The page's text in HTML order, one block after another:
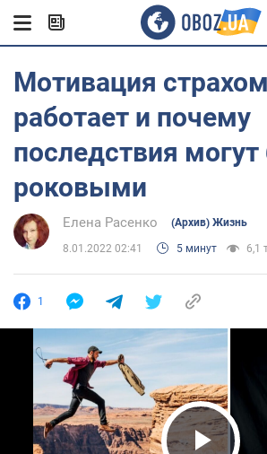
Мотивация
работает и почему
последствия
роковыми
Елена Расенко (Архив) Жизнь
8.01.2022 02:41 5 минут 6,1
1